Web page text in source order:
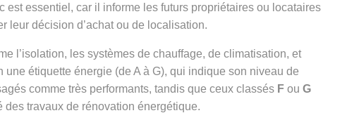
est essentiel, car il informe les futurs propriétaires ou locataires
leur décision d’achat ou de localisation.
l’isolation, les systèmes de chauffage, de climatisation, et
une étiquette énergie (de A à G), qui indique son niveau de
comme très performants, tandis que ceux classés F ouG
travaux de rénovation énergétique.